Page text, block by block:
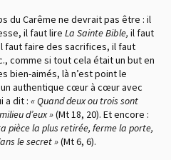
du Carême ne devrait pas être : il
il faut lire La Sainte Bible, il faut
faut faire des sacrifices, il faut
comme si tout cela était un but en
bien-aimés, là n’est point le
authentique cœur à cœur avec
a dit : « Quand deux ou trois sont
d’eux »(Mt 18, 20). Et encore :
pièce la plus retirée, ferme la porte,
le secret »(Mt 6, 6).